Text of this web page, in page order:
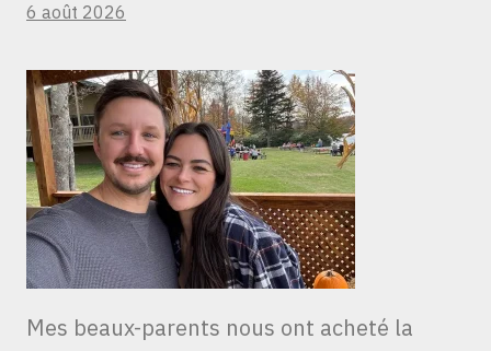
6 août 2026
Mes beaux-parents nous ont acheté la